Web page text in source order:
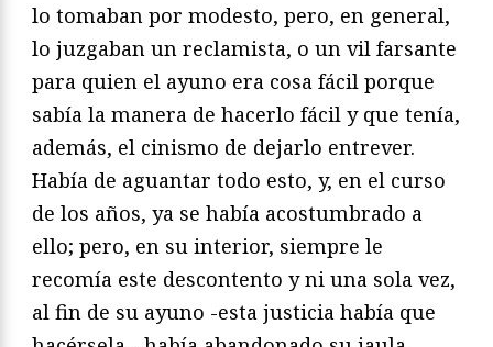
lo tomaban por modesto, pero, en general,
lo juzgaban un reclamista, o un vil farsante
para quien el ayuno era cosa fácil porque
sabía la manera de hacerlo fácil y que tenía,
además, el cinismo de dejarlo entrever.
Había de aguantar todo esto, y, en el curso
de los años, ya se había acostumbrado a
ello; pero, en su interior, siempre le
recomía este descontento y ni una sola vez,
al fin de su ayuno -esta justicia había que